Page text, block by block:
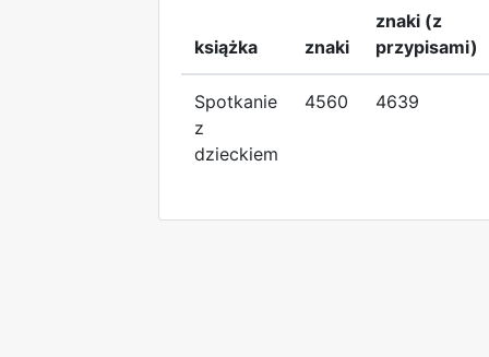
książka znaki
znaki (z
przypisami)
Spotkanie
z
dzieckiem
4560 4639